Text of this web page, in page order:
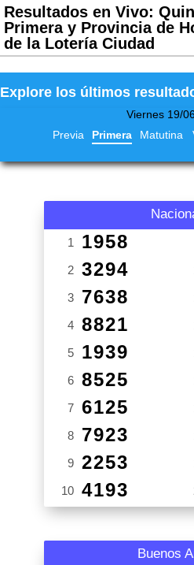
Resultados en Vivo:
Primera y Provincia de
de la Lotería Ciudad
Explore los últimos
Viernes 19/
Previa
Primera Matutina
1 1958
2 3294
3 7638
4 8821
5 1939
6 8525
7 6125
8 7923
9 2253
10 4193
Buenos